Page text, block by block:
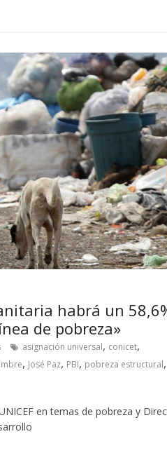
habrá un
de pobreza»
asignación universal, conicet,
, José Paz, PBI, pobreza estructural,
en temas de pobreza y